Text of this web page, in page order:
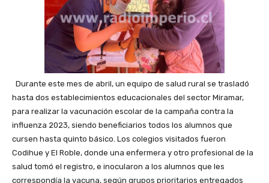
Durante este mes de abril, un equipo de salud rural se trasladó
hasta dos establecimientos educacionales del sector Miramar,
para realizar la vacunación escolar de la campaña contra la
influenza 2023, siendo beneficiarios todos los alumnos que
cursen hasta quinto básico. Los colegios visitados fueron
Codihue y El Roble, donde una enfermera y otro profesional de la
salud tomó el registro, e inocularon a los alumnos que les
correspondía la vacuna, según grupos prioritarios entregados